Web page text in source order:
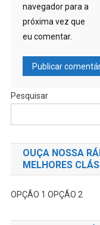
navegador para a
próxima vez que
eu comentar.
Pesquisar
OUÇA NOSSA
MELHORES
OPÇÃO 1 OPÇÃO 2